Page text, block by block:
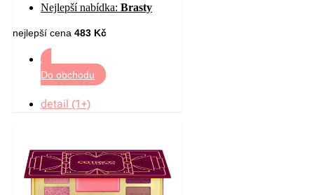
Nejlepší nabídka: Brasty
nejlepší cena 483 Kč
Do obchodu
detail (1+)